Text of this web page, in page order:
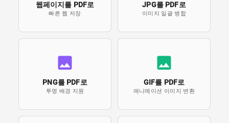
웹페이지를 PDF로
빠른 웹 저장
JPG를 PDF로
이미지 일괄 병합
PNG를 PDF로
투명 배경 지원
GIF를 PDF로
애니메이션 이미지 변환